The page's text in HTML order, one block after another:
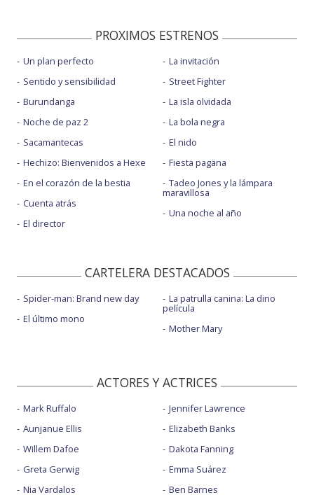
PROXIMOS ESTRENOS
Un plan perfecto
Sentido y sensibilidad
Burundanga
Noche de paz 2
Sacamantecas
Hechizo: Bienvenidos a Hexe
En el corazón de la bestia
Cuenta atrás
El director
La invitación
Street Fighter
La isla olvidada
La bola negra
El nido
Fiesta pagäna
Tadeo Jones y la lámpara
maravillosa
Una noche al año
CARTELERA DESTACADOS
Spider-man: Brand new day
El último mono
La patrulla canina: La dino
película
Mother Mary
ACTORES Y ACTRICES
Mark Ruffalo
Aunjanue Ellis
Willem Dafoe
Greta Gerwig
Nia Vardalos
Jennifer Lawrence
Elizabeth Banks
Dakota Fanning
Emma Suárez
Ben Barnes